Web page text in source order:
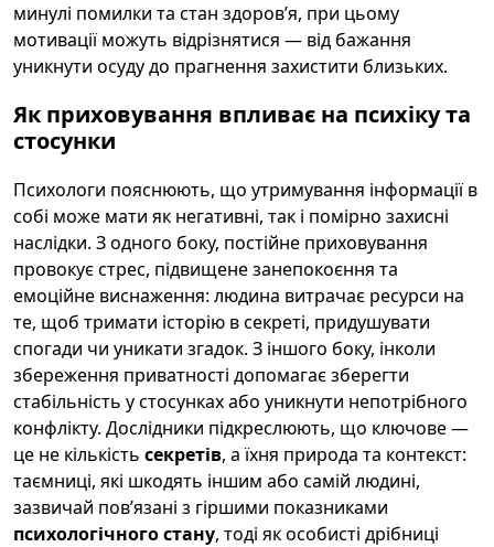
минулі помилки та стан здоров’я, при цьому
мотивації можуть відрізнятися — від бажання
уникнути осуду до прагнення захистити близьких.
Як приховування впливає на психіку та
стосунки
Психологи пояснюють, що утримування інформації в
собі може мати як негативні, так і помірно захисні
наслідки. З одного боку, постійне приховування
провокує стрес, підвищене занепокоєння та
емоційне виснаження: людина витрачає ресурси на
те, щоб тримати історію в секреті, придушувати
спогади чи уникати згадок. З іншого боку, інколи
збереження приватності допомагає зберегти
стабільність у стосунках або уникнути непотрібного
конфлікту. Дослідники підкреслюють, що ключове —
це не кількість секретів, а їхня природа та контекст:
таємниці, які шкодять іншим або самій людині,
зазвичай пов’язані з гіршими показниками
психологічного стану, тоді як особисті дрібниці